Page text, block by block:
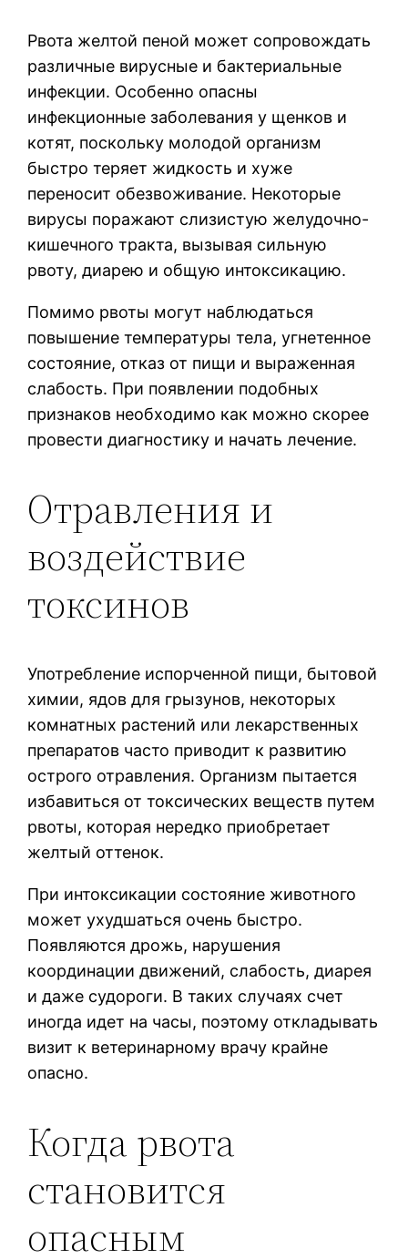
Рвота желтой пеной может сопровождать
различные вирусные и бактериальные
инфекции. Особенно опасны
инфекционные заболевания у щенков и
котят, поскольку молодой организм
быстро теряет жидкость и хуже
переносит обезвоживание. Некоторые
вирусы поражают слизистую желудочно-
кишечного тракта, вызывая сильную
рвоту, диарею и общую интоксикацию.
Помимо рвоты могут наблюдаться
повышение температуры тела, угнетенное
состояние, отказ от пищи и выраженная
слабость. При появлении подобных
признаков необходимо как можно скорее
провести диагностику и начать лечение.
Отравления и
воздействие
токсинов
Употребление испорченной пищи, бытовой
химии, ядов для грызунов, некоторых
комнатных растений или лекарственных
препаратов часто приводит к развитию
острого отравления. Организм пытается
избавиться от токсических веществ путем
рвоты, которая нередко приобретает
желтый оттенок.
При интоксикации состояние животного
может ухудшаться очень быстро.
Появляются дрожь, нарушения
координации движений, слабость, диарея
и даже судороги. В таких случаях счет
иногда идет на часы, поэтому откладывать
визит к ветеринарному врачу крайне
опасно.
Когда рвота
становится
опасным